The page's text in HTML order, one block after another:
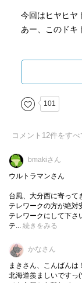
今回はヒヤヒヤ
あー、このドキ
さて今日から、
旦那の故郷の札
帰ってくる頃は
飛行機飛べるの
やっぱり舐めて
101
コメント 12件をすべ
bmakiさん
ウルトラマンさん
台風、大分西に寄って
テレワークの方が絶対
テレワークにして下さ
テ... 続きをみる
かなさん
まきさん、こんばんは！
北海道羨ましいですっ